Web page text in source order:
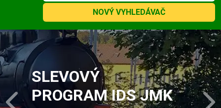
NOVÝ VYHLEDÁVAČ
Slide 1 of 4
SLEVOVÝ
PROGRAM IDS JMK